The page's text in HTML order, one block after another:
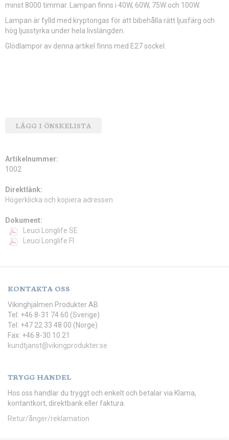
minst 8000 timmar. Lampan finns i 40W, 60W, 75W och 100W.
Lampan är fylld med kryptongas för att bibehålla rätt ljusfärg och
hög ljusstyrka under hela livslängden.
Glödlampor av denna artikel finns med E27 sockel.
LÄGG I ÖNSKELISTA
Artikelnummer:
1002
Direktlänk:
Högerklicka och kopiera adressen
Dokument:
Leuci Longlife SE
Leuci Longlife FI
KONTAKTA OSS
Vikinghjälmen Produkter AB
Tel: +46 8-31 74 60 (Sverige)
Tel: +47 22 33 48 00 (Norge)
Fax: +46 8-30 10 21
kundtjanst@vikingprodukter.se
TRYGG HANDEL
Hos oss handlar du tryggt och enkelt och betalar via Klarna,
kontantkort, direktbank eller faktura.
Retur/ånger/reklamation